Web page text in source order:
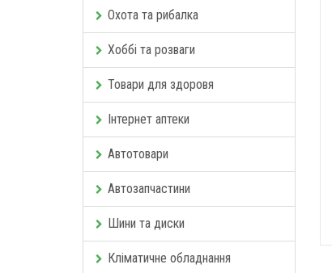
Охота та рибалка
Хоббі та розваги
Товари для здоровя
Інтернет аптеки
Автотовари
Автозапчастини
Шини та диски
Кліматичне обладнання